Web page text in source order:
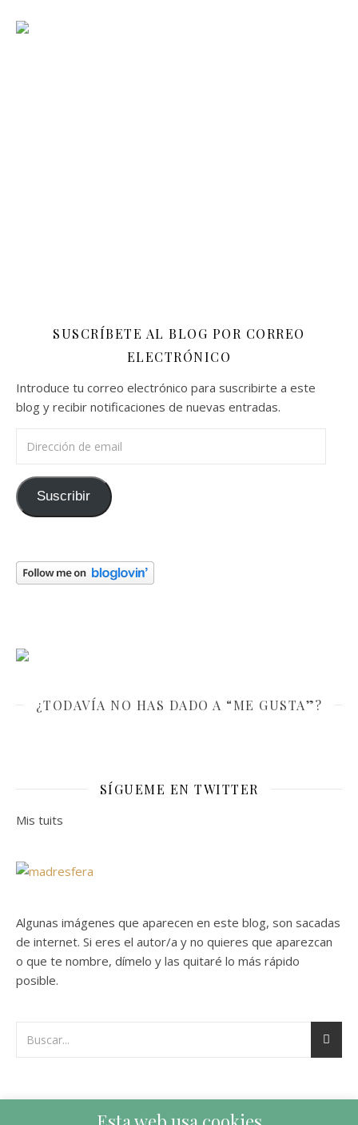
SUSCRÍBETE AL BLOG POR CORREO
ELECTRÓNICO
Introduce tu correo electrónico para suscribirte a este
blog y recibir notificaciones de nuevas entradas.
Suscribir
¿TODAVÍA NO HAS DADO A “ME GUSTA”?
SÍGUEME EN TWITTER
Mis tuits
Algunas imágenes que aparecen en este blog, son sacadas
de internet. Si eres el autor/a y no quieres que aparezcan
o que te nombre, dímelo y las quitaré lo más rápido
posible.